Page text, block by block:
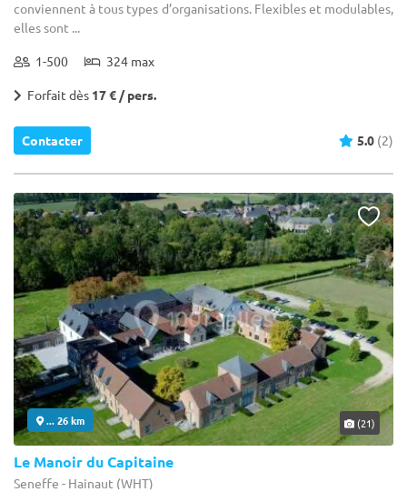
conviennent à tous types d’organisations. Flexibles et modulables,
elles sont ...
1-500 324 max
Forfait dès 17 € / pers.
Contacter 5.0 (2)
... 26 km (21)
Le Manoir du Capitaine
Seneffe - Hainaut (WHT)